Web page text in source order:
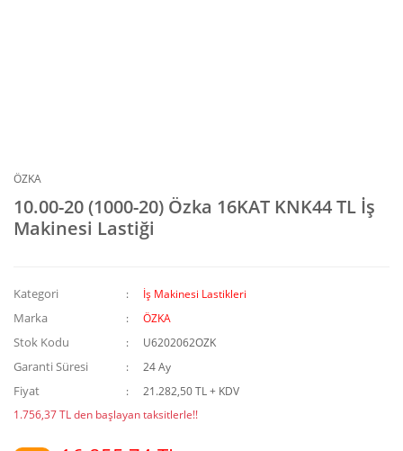
ÖZKA
10.00-20 (1000-20) Özka 16KAT KNK44 TL İş
Makinesi Lastiği
Kategori İş Makinesi Lastikleri
Marka ÖZKA
Stok Kodu U6202062OZK
Garanti Süresi 24 Ay
Fiyat
21.282,50 TL + KDV
1.756,37 TL den başlayan taksitlerle!!